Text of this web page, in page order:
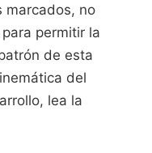
marcados, no
permitir la
de esta
del
lea la